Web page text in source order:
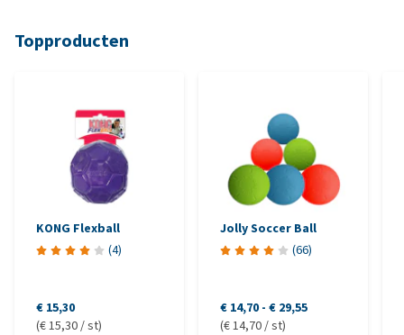
Topproducten
KONG Flexball
(4)
€ 15,30
(€ 15,30 / st)
Jolly Soccer Ball
(66)
€ 14,70 - € 29,55
(€ 14,70 / st)